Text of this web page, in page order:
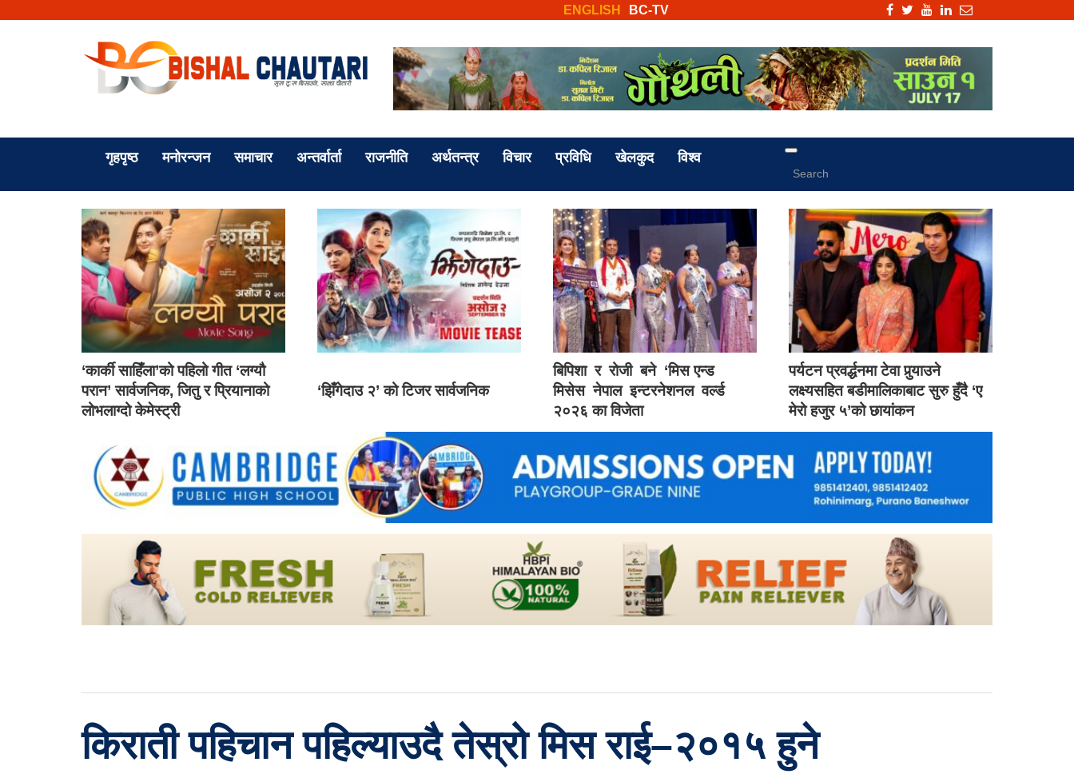
BC-TV
ENGLISH
गृहपृष्ठ मनोरन्जन समाचार अन्तर्वार्ता राजनीति अर्थतन्त्र विचार प्रविधि खेलकुद विश्व
‘कार्की साहिँला’को पहिलो गीत ‘लग्यौ
परान’ सार्वजनिक, जितु र प्रियानाको
लोभलाग्दो केमेस्ट्री
‘झिँगेदाउ २’ को टिजर सार्वजनिक
बिपिशा र रोजी बने ‘मिस एन्ड
मिसेस नेपाल इन्टरनेशनल वर्ल्ड
२०२६ का विजेता
पर्यटन प्रवर्द्धनमा टेवा पुर्‍याउने
लक्ष्यसहित बडीमालिकाबाट सुरु हुँदै ‘ए
मेरो हजुर ५’को छायांकन
किराती पहिचान पहिल्याउदै तेस्रो मिस राई–२०१५ हुने